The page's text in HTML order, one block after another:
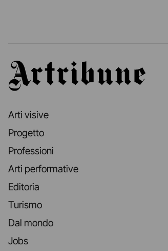
Artribune
Arti visive
Progetto
Professioni
Arti performative
Editoria
Turismo
Dal mondo
Jobs